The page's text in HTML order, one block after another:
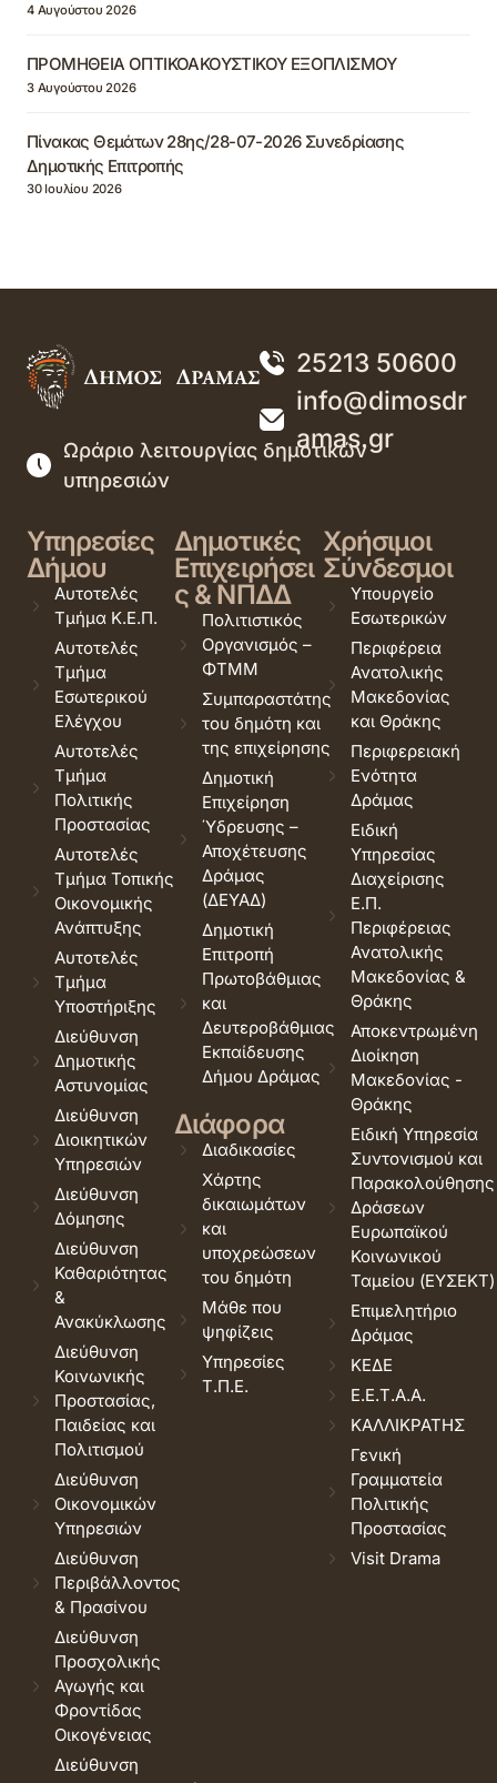
4 Αυγούστου 2026
ΠΡΟΜΗΘΕΙΑ ΟΠΤΙΚΟΑΚΟΥΣΤΙΚΟΥ ΕΞΟΠΛΙΣΜΟΥ
3 Αυγούστου 2026
Πίνακας Θεμάτων 28ης/28-07-2026 Συνεδρίασης
Δημοτικής Επιτροπής
30 Ιουλίου 2026
25213 50600
info@dimosdr
amas.gr
Ωράριο λειτουργίας δημοτικών
υπηρεσιών
Υπηρεσίες
Δήμου
Αυτοτελές
Τμήμα Κ.Ε.Π.
Αυτοτελές
Τμήμα
Εσωτερικού
Ελέγχου
Αυτοτελές
Τμήμα
Πολιτικής
Προστασίας
Αυτοτελές
Τμήμα Τοπικής
Οικονομικής
Ανάπτυξης
Αυτοτελές
Τμήμα
Υποστήριξης
Διεύθυνση
Δημοτικής
Αστυνομίας
Διεύθυνση
Διοικητικών
Υπηρεσιών
Διεύθυνση
Δόμησης
Διεύθυνση
Καθαριότητας
&
Ανακύκλωσης
Διεύθυνση
Κοινωνικής
Προστασίας,
Παιδείας και
Πολιτισμού
Διεύθυνση
Οικονομικών
Υπηρεσιών
Διεύθυνση
Περιβάλλοντος
& Πρασίνου
Διεύθυνση
Προσχολικής
Αγωγής και
Φροντίδας
Οικογένειας
Διεύθυνση
Δημοτικές
Επιχειρήσει
ς & ΝΠΔΔ
Πολιτιστικός
Οργανισμός –
ΦΤΜΜ
Συμπαραστάτης
του δημότη και
της επιχείρησης
Δημοτική
Επιχείρηση
Ύδρευσης –
Αποχέτευσης
Δράμας
(ΔΕΥΑΔ)
Δημοτική
Επιτροπή
Πρωτοβάθμιας
και
Δευτεροβάθμιας
Εκπαίδευσης
Δήμου Δράμας
Διάφορα
Διαδικασίες
Χάρτης
δικαιωμάτων
και
υποχρεώσεων
του δημότη
Μάθε που
ψηφίζεις
Υπηρεσίες
Τ.Π.Ε.
Χρήσιμοι
Σύνδεσμοι
Υπουργείο
Εσωτερικών
Περιφέρεια
Ανατολικής
Μακεδονίας
και Θράκης
Περιφερειακή
Ενότητα
Δράμας
Ειδική
Υπηρεσίας
Διαχείρισης
Ε.Π.
Περιφέρειας
Ανατολικής
Μακεδονίας &
Θράκης
Αποκεντρωμένη
Διοίκηση
Μακεδονίας -
Θράκης
Ειδική Υπηρεσία
Συντονισμού και
Παρακολούθησης
Δράσεων
Ευρωπαϊκού
Κοινωνικού
Ταμείου (ΕΥΣΕΚΤ)
Επιμελητήριο
Δράμας
ΚΕΔΕ
Ε.Ε.Τ.Α.Α.
ΚΑΛΛΙΚΡΑΤΗΣ
Γενική
Γραμματεία
Πολιτικής
Προστασίας
Visit Drama